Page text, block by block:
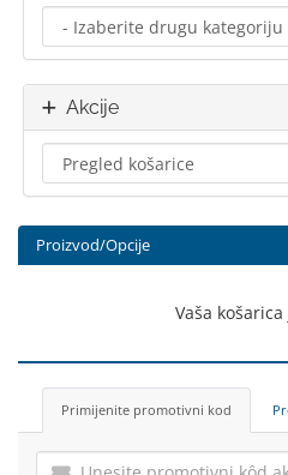
Akcije
Proizvod/Opcije
Vaša
Primijenite promotivni kod